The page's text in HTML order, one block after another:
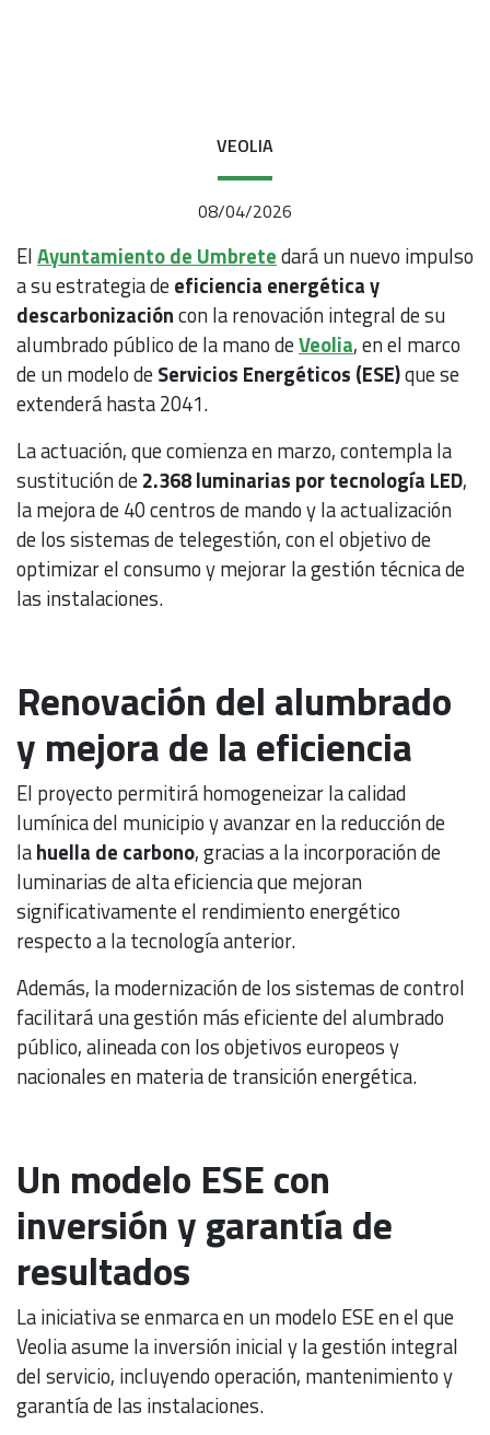
VEOLIA
08/04/2026
ElAyuntamiento de Umbretedará un nuevo impulso
a su estrategia deeficiencia energética y
descarbonizacióncon la renovación integral de su
alumbrado público de la mano deVeolia, en el marco
de un modelo deServicios Energéticos (ESE)que se
extenderá hasta 2041.
La actuación, que comienza en marzo, contempla la
sustitución de2.368 luminarias por tecnología LED,
la mejora de 40 centros de mando y la actualización
de los sistemas de telegestión, con el objetivo de
optimizar el consumo y mejorar la gestión técnica de
las instalaciones.
Renovación del alumbrado
y mejora de la eficiencia
El proyecto permitirá homogeneizar la calidad
lumínica del municipio y avanzar en la reducción de
lahuella de carbono, gracias a la incorporación de
luminarias de alta eficiencia que mejoran
significativamente el rendimiento energético
respecto a la tecnología anterior.
Además, la modernización de los sistemas de control
facilitará una gestión más eficiente del alumbrado
público, alineada con los objetivos europeos y
nacionales en materia de transición energética.
Un modelo ESE con
inversión y garantía de
resultados
La iniciativa se enmarca en un modelo ESE en el que
Veolia asume la inversión inicial y la gestión integral
del servicio, incluyendo operación, mantenimiento y
garantía de las instalaciones.